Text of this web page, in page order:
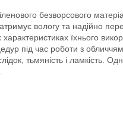
безворсового
вологу та надійно
їхнього
під час роботи з
тьмяність і